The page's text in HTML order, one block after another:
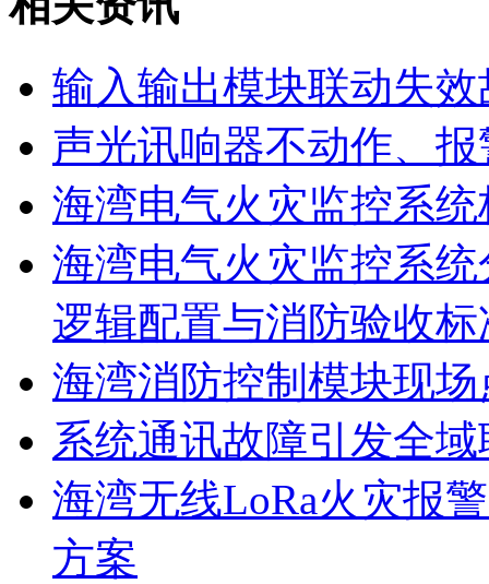
输入输出模块联动失效
声光讯响器不动作、
海湾电气火灾监控系
海湾电气火灾监控系
逻辑配置与消防验收标
海湾消防控制模块现
系统通讯故障引发全
海湾无线LoRa火灾报
方案